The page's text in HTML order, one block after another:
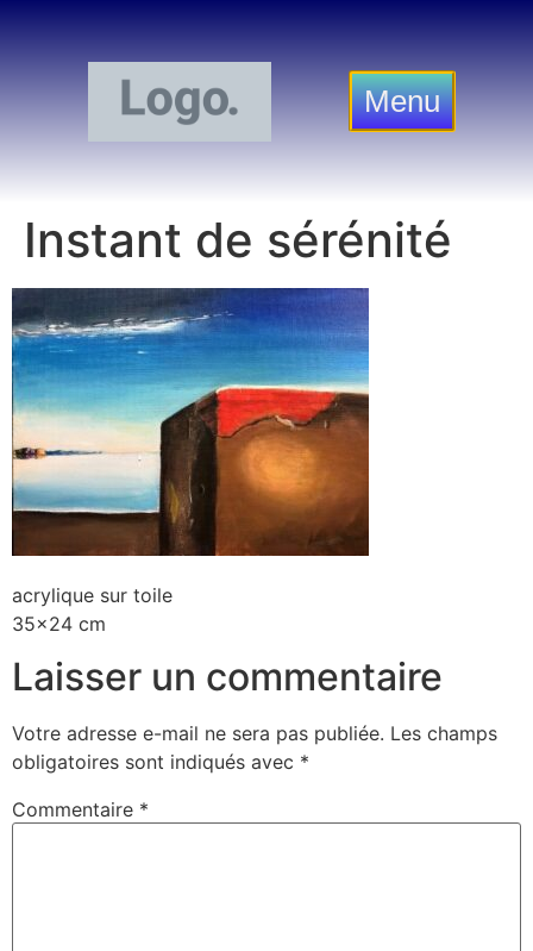
Menu
Instant de sérénité
acrylique sur toile
35×24 cm
Laisser un commentaire
Votre adresse e-mail ne sera pas publiée. Les champs
obligatoires sont indiqués avec *
Commentaire *